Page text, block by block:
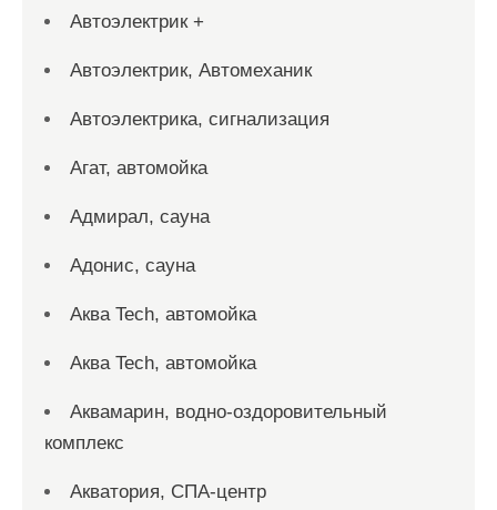
Автоэлектрик +
Автоэлектрик, Автомеханик
Автоэлектрика, сигнализация
Агат, автомойка
Адмирал, сауна
Адонис, сауна
Аква Tech, автомойка
Аква Tech, автомойка
Аквамарин, водно-оздоровительный
комплекс
Акватория, СПА-центр